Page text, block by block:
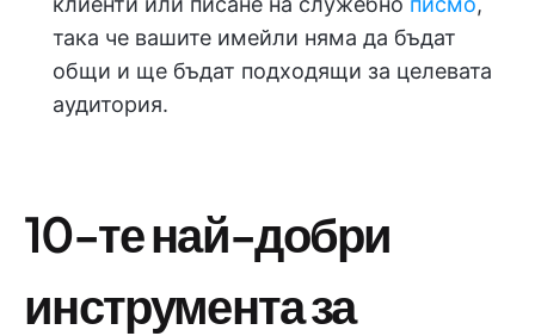
така че вашите имейли няма да бъдат
общи и ще бъдат подходящи за целевата
аудитория.
10-те най-добри
инструмента за